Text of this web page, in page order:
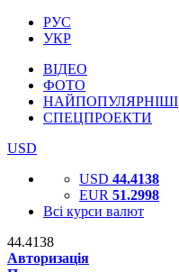
РУС
УКР
ВІДЕО
ФОТО
НАЙПОПУЛЯРНІШІ
СПЕЦПРОЕКТИ
USD
USD 44.4138
EUR 51.2998
Всі курси валют
44.4138
Авторизація